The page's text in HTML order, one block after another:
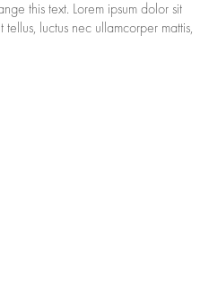
this text. Lorem ipsum dolor sit
luctus nec ullamcorper mattis,